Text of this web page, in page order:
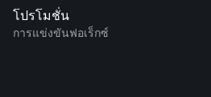
โปรโมชั่น
การแข่งขันฟอเร็กซ์